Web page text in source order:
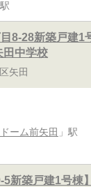
8-28新築戸建1
田中学校
矢田
ーム前矢田 」駅
5新築戸建1号棟